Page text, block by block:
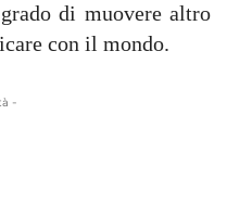
di muovere altro
con il mondo.
-